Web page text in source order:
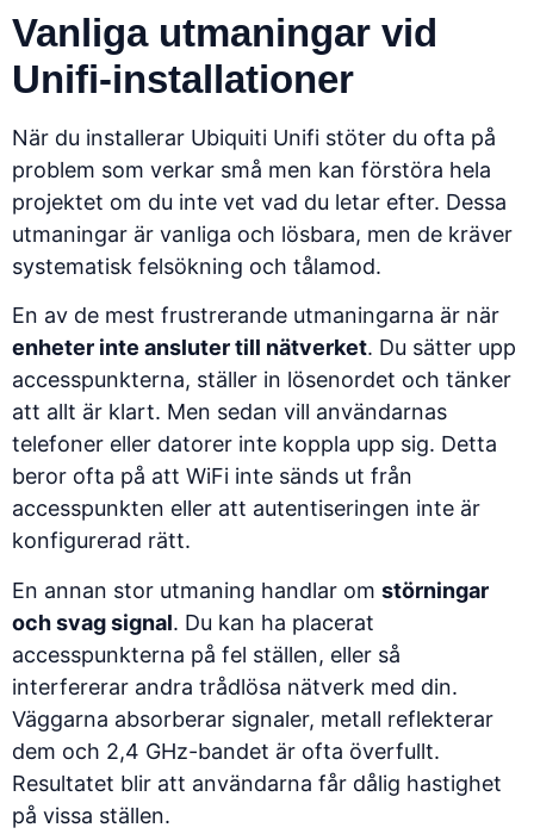
Vanliga utmaningar vid
Unifi-installationer
När du installerar Ubiquiti Unifi stöter du ofta på
problem som verkar små men kan förstöra hela
projektet om du inte vet vad du letar efter. Dessa
utmaningar är vanliga och lösbara, men de kräver
systematisk felsökning och tålamod.
En av de mest frustrerande utmaningarna är när
enheter inte ansluter till nätverket. Du sätter upp
accesspunkterna, ställer in lösenordet och tänker
att allt är klart. Men sedan vill användarnas
telefoner eller datorer inte koppla upp sig. Detta
beror ofta på att WiFi inte sänds ut från
accesspunkten eller att autentiseringen inte är
konfigurerad rätt.
En annan stor utmaning handlar om störningar
och svag signal. Du kan ha placerat
accesspunkterna på fel ställen, eller så
interfererar andra trådlösa nätverk med din.
Väggarna absorberar signaler, metall reflekterar
dem och 2,4 GHz-bandet är ofta överfullt.
Resultatet blir att användarna får dålig hastighet
på vissa ställen.